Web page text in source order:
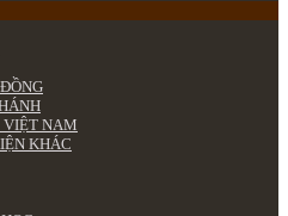
NAM
KHÁC